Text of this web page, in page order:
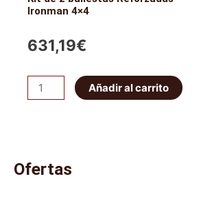
Ironman 4×4
631,19€
Kit
de
Ironman
Añadir al carrito
Ofertas